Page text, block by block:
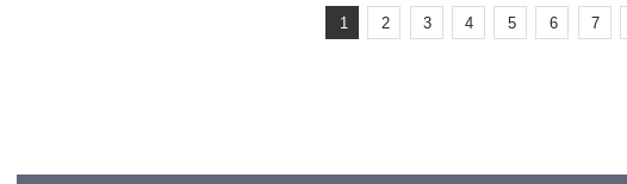
1 2 3 4 5 6 7